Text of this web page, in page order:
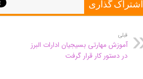
اشتراک گذاری
قبلی
آموزش مهارتی بسیجیان ادارات البرز
در دستور کار قرار گرفت